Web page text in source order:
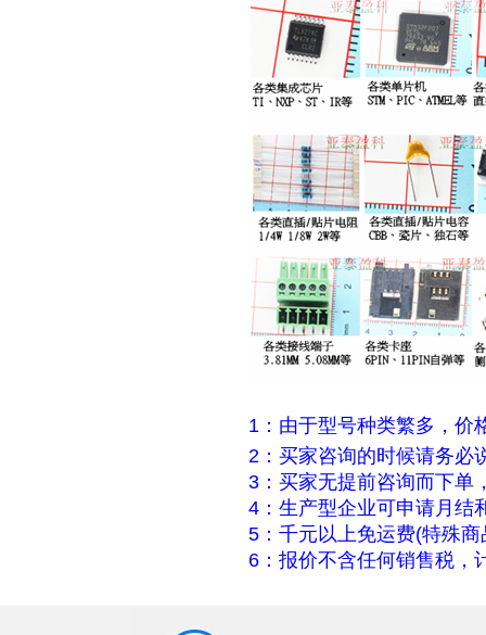
1：由于型号种类繁多，价
2：买家咨询的时候请务必
3：买家无提前咨询而下单
4：生产型企业可申请月结
5：千元以上免运费(特殊
6：报价不含任何销售税，